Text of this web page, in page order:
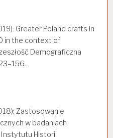
Greater Poland crafts in
in the context of
Demograficzna
Zastosowanie
w badaniach
Historii